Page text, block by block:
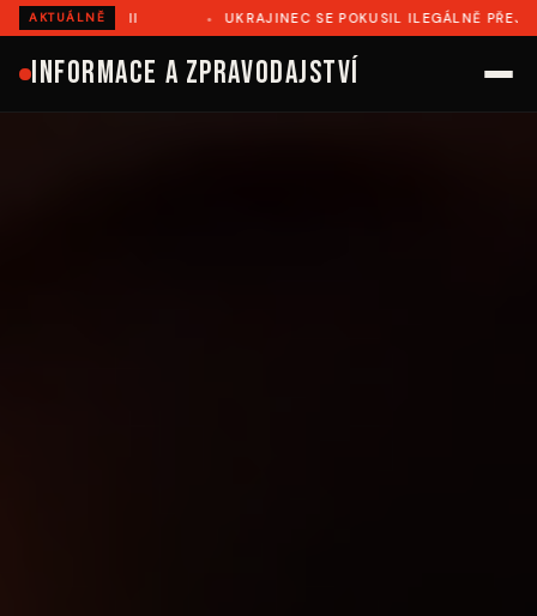
AKTUÁLNĚ UKRAJINEC SE POKUSIL ILEGÁLNĚ PŘEJÍT DO
Informace a zpravodajství